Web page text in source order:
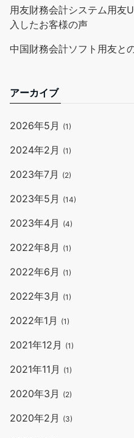
用友財務会計システム用友
入したお客様の声
中国財務会計ソフト用友と
アーカイブ
2026年5月 (1)
2024年2月 (1)
2023年7月 (2)
2023年5月 (14)
2023年4月 (4)
2022年8月 (1)
2022年6月 (1)
2022年3月 (1)
2022年1月 (1)
2021年12月 (1)
2021年11月 (1)
2020年3月 (2)
2020年2月 (3)